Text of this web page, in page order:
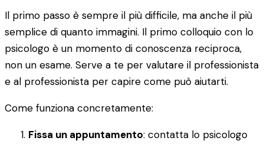
Il primo passo è sempre il più difficile, ma anche il più
semplice di quanto immagini. Il primo colloquio con lo
psicologo è un momento di conoscenza reciproca,
non un esame. Serve a te per valutare il professionista
e al professionista per capire come può aiutarti.
Come funziona concretamente:
Fissa un appuntamento: contatta lo psicologo